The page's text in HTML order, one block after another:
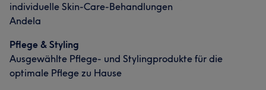
individuelle Skin-Care-Behandlungen
Andela
Pflege & Styling
Ausgewählte Pflege- und Stylingprodukte für die
optimale Pflege zu Hause